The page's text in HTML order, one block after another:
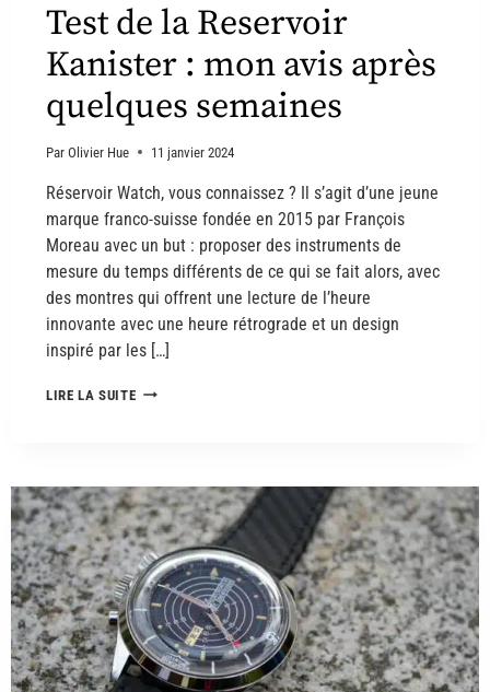
Test de la Reservoir
Kanister : mon avis après
quelques semaines
Par Olivier Hue 11 janvier 2024
Réservoir Watch, vous connaissez ? Il s’agit d’une jeune
marque franco-suisse fondée en 2015 par François
Moreau avec un but : proposer des instruments de
mesure du temps différents de ce qui se fait alors, avec
des montres qui offrent une lecture de l’heure
innovante avec une heure rétrograde et un design
inspiré par les […]
LIRE LA SUITE